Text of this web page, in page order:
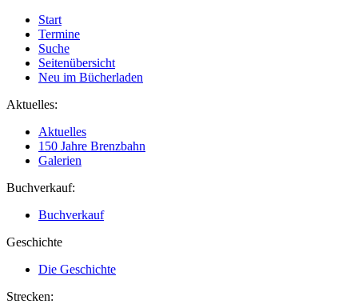
Start
Termine
Suche
Seitenübersicht
Neu im Bücherladen
Aktuelles:
Aktuelles
150 Jahre Brenzbahn
Galerien
Buchverkauf:
Buchverkauf
Geschichte
Die Geschichte
Strecken: